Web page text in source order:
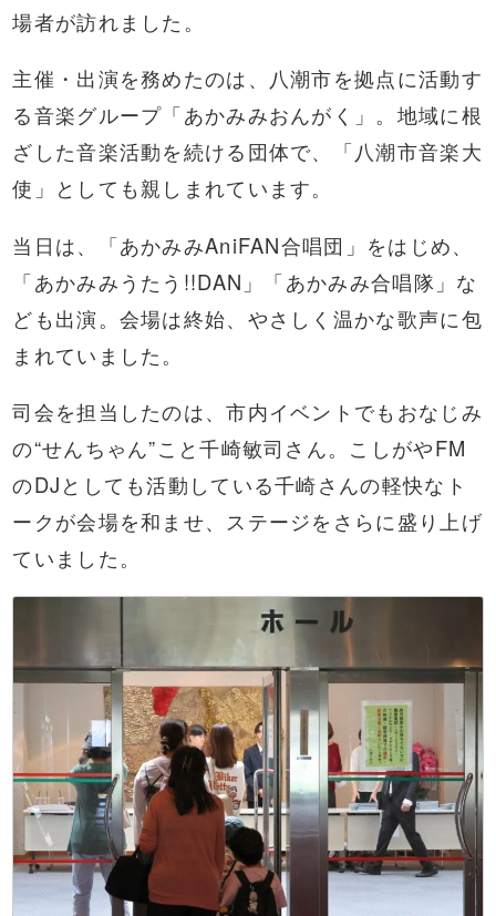
場者が訪れました。
主催・出演を務めたのは、八潮市を拠点に活動す
る音楽グループ「あかみみおんがく」。地域に根
ざした音楽活動を続ける団体で、「八潮市音楽大
使」としても親しまれています。
当日は、「あかみみAniFAN合唱団」をはじめ、
「あかみみうたう!!DAN」「あかみみ合唱隊」な
ども出演。会場は終始、やさしく温かな歌声に包
まれていました。
司会を担当したのは、市内イベントでもおなじみ
の“せんちゃん”こと千崎敏司さん。こしがやFM
のDJとしても活動している千崎さんの軽快なト
ークが会場を和ませ、ステージをさらに盛り上げ
ていました。